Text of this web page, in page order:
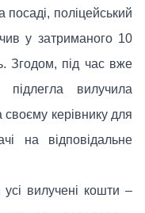
поліцейський
у затриманого 10
Згодом, під час вже
підлегла вилучила
керівнику для
на відповідальне
вилучені кошти –